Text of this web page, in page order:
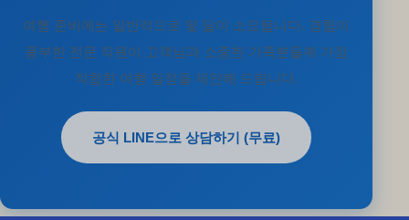
여행 준비에는 일반적으로 몇 달이 소요됩니다. 경험이
풍부한 전문 직원이 고객님과 소중한 가족분들께 가장
적합한 여행 일정을 제안해 드립니다.
공식 LINE으로 상담하기 (무료)